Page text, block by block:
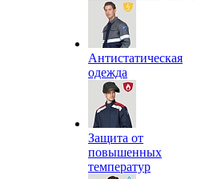
Антистатическая
одежда
Защита от
повышенных
температур